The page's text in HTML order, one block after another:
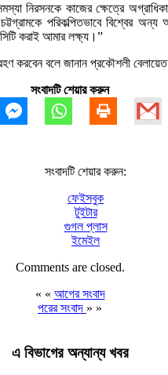
নিরসনকে কাজের ক্ষেত্রে
পরিকল্পিতভাবে বিশ্বের
করাই আমার লক্ষ্য।”
করবেন বলে জানান প্রকৌশলী
সংবাদটি শেয়ার করুন
সংবাদটি শেয়ার করুন:
ফেইসবুক
টুইটার
গুগল প্লাস
ইমেইল
Comments are closed.
« « আগের সংবাদ
পরের সংবাদ » »
এ বিভাগের অন্যান্য খবর